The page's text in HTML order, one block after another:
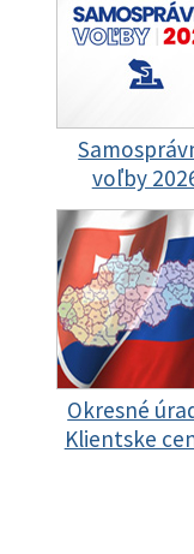
voľby
Okresné
Klientske